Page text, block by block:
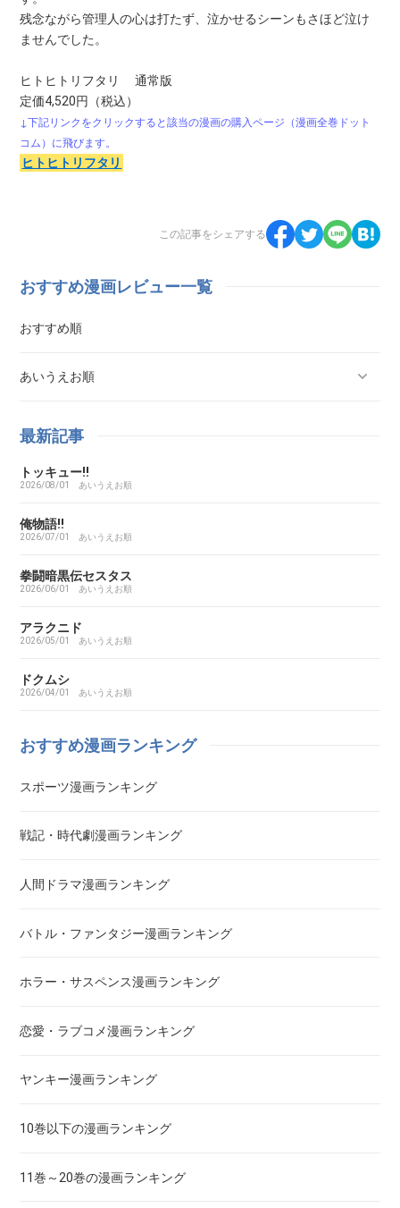
残念ながら管理人の心は打たず、泣かせるシーンもさほど泣け
ませんでした。
ヒトヒトリフタリ 通常版
定価4,520円（税込）
↓下記リンクをクリックすると該当の漫画の購入ページ（漫画全巻ドット
コム）に飛びます。
ヒトヒトリフタリ
この記事をシェアする
おすすめ漫画レビュー一覧
おすすめ順
あいうえお順
ああ探偵事務所
ARMS（アームズ）
あいこら
アイシールド21
I’S（アイズ）
最新記事
トッキュー!!
2026/08/01 あいうえお順
俺物語!!
2026/07/01 あいうえお順
拳闘暗黒伝セスタス
2026/06/01 あいうえお順
アラクニド
2026/05/01 あいうえお順
ドクムシ
2026/04/01 あいうえお順
おすすめ漫画ランキング
スポーツ漫画ランキング
戦記・時代劇漫画ランキング
人間ドラマ漫画ランキング
バトル・ファンタジー漫画ランキング
ホラー・サスペンス漫画ランキング
恋愛・ラブコメ漫画ランキング
ヤンキー漫画ランキング
10巻以下の漫画ランキング
11巻～20巻の漫画ランキング